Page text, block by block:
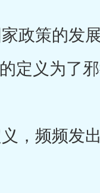
政策的发
定义为了邪
，频频发